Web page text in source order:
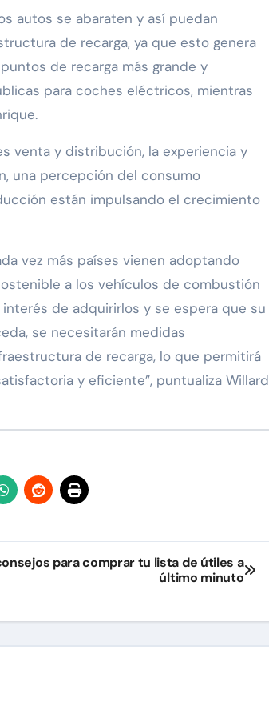
autos se abaraten y así puedan
de recarga, ya que esto genera
de recarga más grande y
para coches eléctricos, mientras
venta y distribución, la experiencia y
una percepción del consumo
están impulsando el crecimiento
vez más países vienen adoptando
a los vehículos de combustión
de adquirirlos y se espera que su
se necesitarán medidas
de recarga, lo que permitirá
y eficiente”, puntualiza Willard
para comprar tu lista de útiles a
último minuto